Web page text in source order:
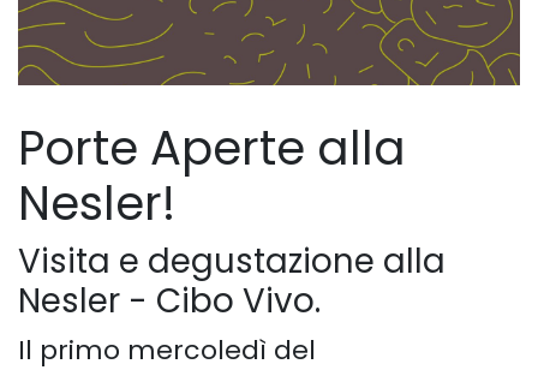
Porte Aperte alla
Nesler!
Visita e degustazione alla
Nesler - Cibo Vivo.
Il primo mercoledì del